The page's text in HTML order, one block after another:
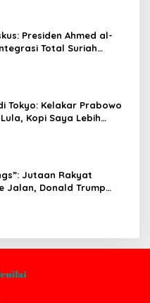
Presiden Ahmed al-
Total Suriah
Tokyo: Kelakar Prabowo
Kopi Saya Lebih
Jutaan Rakyat
Jalan, Donald Trump